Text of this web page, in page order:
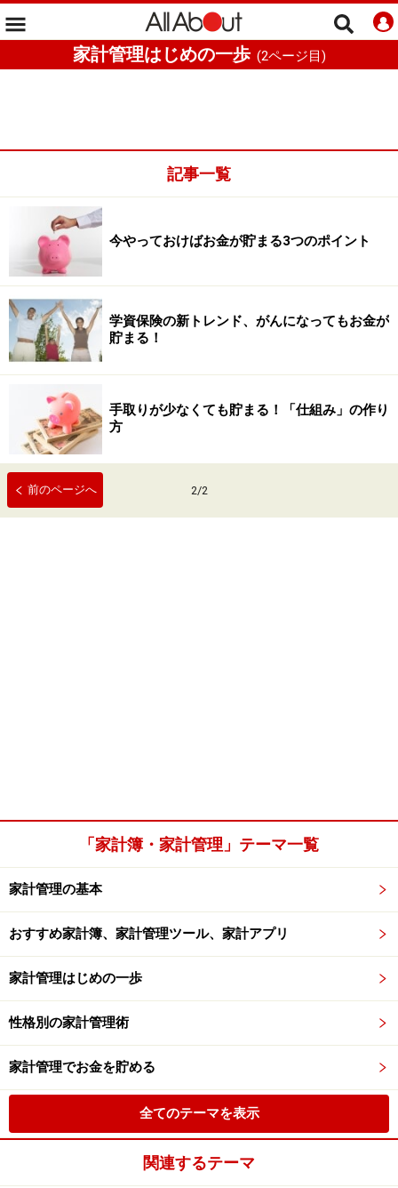
家計管理はじめの一歩 (2ページ目)
記事一覧
今やっておけばお金が貯まる3つのポイント
学資保険の新トレンド、がんになってもお金が
貯まる！
手取りが少なくても貯まる！「仕組み」の作り
方
前のページへ 2/2
「家計簿・家計管理」テーマ一覧
家計管理の基本
おすすめ家計簿、家計管理ツール、家計アプリ
家計管理はじめの一歩
性格別の家計管理術
家計管理でお金を貯める
全てのテーマを表示
関連するテーマ